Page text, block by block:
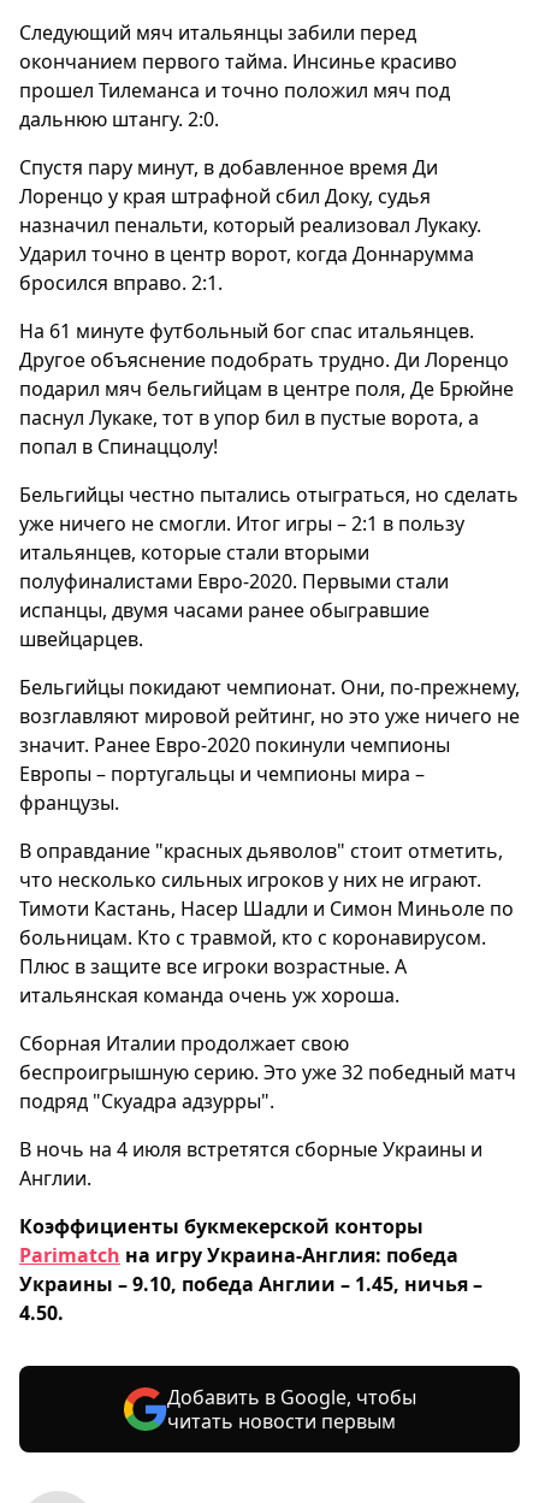
Следующий мяч итальянцы забили перед
окончанием первого тайма. Инсинье красиво
прошел Тилеманса и точно положил мяч под
дальнюю штангу. 2:0.
Спустя пару минут, в добавленное время Ди
Лоренцо у края штрафной сбил Доку, судья
назначил пенальти, который реализовал Лукаку.
Ударил точно в центр ворот, когда Доннарумма
бросился вправо. 2:1.
На 61 минуте футбольный бог спас итальянцев.
Другое объяснение подобрать трудно. Ди Лоренцо
подарил мяч бельгийцам в центре поля, Де Брюйне
паснул Лукаке, тот в упор бил в пустые ворота, а
попал в Спинаццолу!
Бельгийцы честно пытались отыграться, но сделать
уже ничего не смогли. Итог игры – 2:1 в пользу
итальянцев, которые стали вторыми
полуфиналистами Евро-2020. Первыми стали
испанцы, двумя часами ранее обыгравшие
швейцарцев.
Бельгийцы покидают чемпионат. Они, по-прежнему,
возглавляют мировой рейтинг, но это уже ничего не
значит. Ранее Евро-2020 покинули чемпионы
Европы – португальцы и чемпионы мира –
французы.
В оправдание "красных дьяволов" стоит отметить,
что несколько сильных игроков у них не играют.
Тимоти Кастань, Насер Шадли и Симон Миньоле по
больницам. Кто с травмой, кто с коронавирусом.
Плюс в защите все игроки возрастные. А
итальянская команда очень уж хороша.
Сборная Италии продолжает свою
беспроигрышную серию. Это уже 32 победный матч
подряд "Скуадра адзурры".
В ночь на 4 июля встретятся сборные Украины и
Англии.
Коэффициенты букмекерской конторы
Parimatch на игру Украина-Англия: победа
Украины – 9.10, победа Англии – 1.45, ничья –
4.50.
Добавить в Google, чтобы
читать новости первым